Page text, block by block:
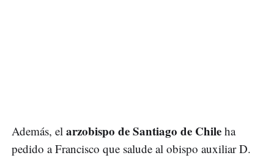
Además, el arzobispo de Santiago de Chile ha
pedido a Francisco que salude al obispo auxiliar D.